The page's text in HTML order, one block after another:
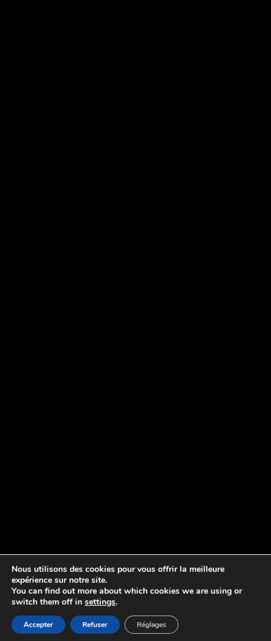
Nous utilisons des cookies pour vous offrir la meilleure
expérience sur notre site.
You can find out more about which cookies we are using or
switch them off in settings.
Accepter Refuser Réglages